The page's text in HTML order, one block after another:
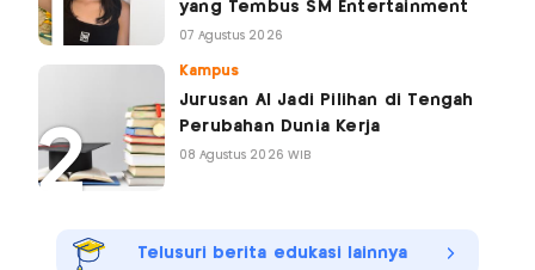
yang Tembus SM Entertainment
07 Agustus 2026
Kampus
Jurusan AI Jadi Pilihan di Tengah
Perubahan Dunia Kerja
08 Agustus 2026 WIB
Telusuri berita edukasi lainnya